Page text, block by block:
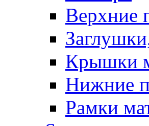
Верхние
Крышки
Нижние
Рамки